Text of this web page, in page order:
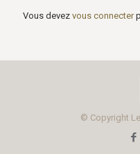
Vous devez vous connecter
© Copyright